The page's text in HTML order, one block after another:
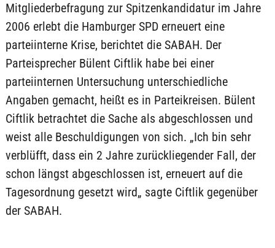
Mitgliederbefragung zur Spitzenkandidatur im Jahre
2006 erlebt die Hamburger SPD erneuert eine
parteiinterne Krise, berichtet die SABAH. Der
Parteisprecher Bülent Ciftlik habe bei einer
parteiinternen Untersuchung unterschiedliche
Angaben gemacht, heißt es in Parteikreisen. Bülent
Ciftlik betrachtet die Sache als abgeschlossen und
weist alle Beschuldigungen von sich. „Ich bin sehr
verblüfft, dass ein 2 Jahre zurückliegender Fall, der
schon längst abgeschlossen ist, erneuert auf die
Tagesordnung gesetzt wird„ sagte Ciftlik gegenüber
der SABAH.